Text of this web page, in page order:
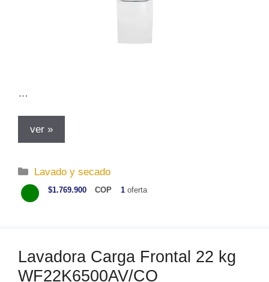
…
ver »
C
a
t
r
í
Lavado y secado
$1.769.900 COP 1 oferta
Lavadora Carga Frontal 22 kg
WF22K6500AV/CO